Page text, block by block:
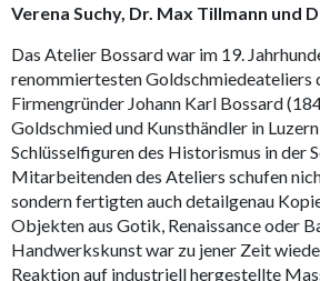
Verena Suchy, Dr. Max Tillmann und
Das Atelier Bossard war im 19.
renommiertesten Goldschmiedeateliers
Firmengründer Johann Karl Bossard
Goldschmied und Kunsthändler in
Schlüsselfiguren des Historismus in der
Mitarbeitenden des Ateliers schufen
sondern fertigten auch detailgenau
Objekten aus Gotik, Renaissance oder
Handwerkskunst war zu jener Zeit
Reaktion auf industriell hergestellte